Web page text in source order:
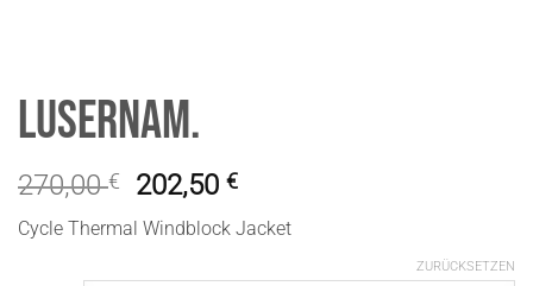
LusernaM.
270,00€ 202,50€
Cycle Thermal Windblock Jacket
ZURÜCKSETZEN